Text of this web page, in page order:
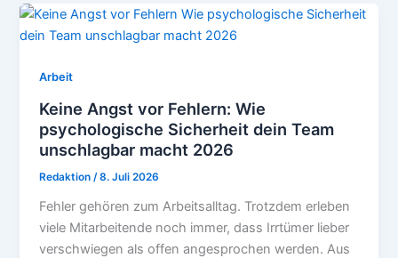
Arbeit
Keine Angst vor Fehlern: Wie
psychologische Sicherheit dein Team
unschlagbar macht 2026
Redaktion/8. Juli 2026
Fehler gehören zum Arbeitsalltag. Trotzdem erleben
viele Mitarbeitende noch immer, dass Irrtümer lieber
verschwiegen als offen angesprochen werden. Aus